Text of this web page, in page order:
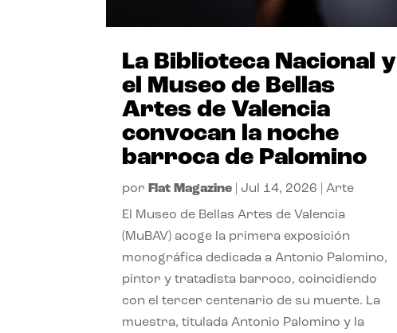
La Biblioteca Nacional y
el Museo de Bellas
Artes de Valencia
convocan la noche
barroca de Palomino
por Flat Magazine Jul 14, 2026 |Arte
El Museo de Bellas Artes de Valencia
(MuBAV) acoge la primera exposición
monográfica dedicada a Antonio Palomino,
pintor y tratadista barroco, coincidiendo
con el tercer centenario de su muerte. La
muestra, titulada Antonio Palomino y la